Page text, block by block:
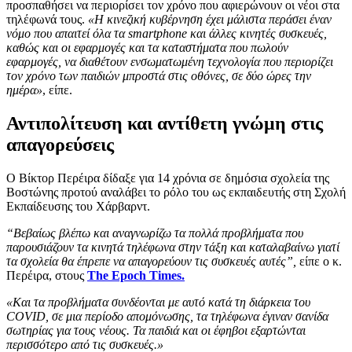
προσπαθήσει να περιορίσει τον χρόνο που αφιερώνουν οι νέοι στα
τηλέφωνά τους. «Η κινεζική κυβέρνηση έχει μάλιστα περάσει έναν
νόμο που απαιτεί όλα τα smartphone και άλλες κινητές συσκευές,
καθώς και οι εφαρμογές και τα καταστήματα που πωλούν
εφαρμογές, να διαθέτουν ενσωματωμένη τεχνολογία που περιορίζει
τον χρόνο των παιδιών μπροστά στις οθόνες, σε δύο ώρες την
ημέρα», είπε.
Αντιπολίτευση και αντίθετη γνώμη στις
απαγορεύσεις
Ο Βίκτορ Περέιρα δίδαξε για 14 χρόνια σε δημόσια σχολεία της
Βοστώνης προτού αναλάβει το ρόλο του ως εκπαιδευτής στη Σχολή
Εκπαίδευσης του Χάρβαρντ.
“Βεβαίως βλέπω και αναγνωρίζω τα πολλά προβλήματα που
παρουσιάζουν τα κινητά τηλέφωνα στην τάξη και καταλαβαίνω γιατί
τα σχολεία θα έπρεπε να απαγορεύουν τις συσκευές αυτές”, είπε ο κ.
Περέιρα, στους The Epoch Times.
«Και τα προβλήματα συνδέονται με αυτό κατά τη διάρκεια του
COVID, σε μια περίοδο απομόνωσης, τα τηλέφωνα έγιναν σανίδα
σωτηρίας για τους νέους. Τα παιδιά και οι έφηβοι εξαρτώνται
περισσότερο από τις συσκευές.»